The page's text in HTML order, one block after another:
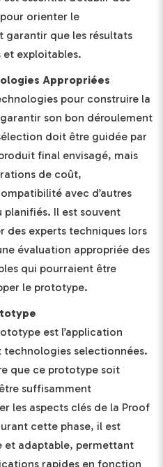
orienter le
que les résultats
et exploitables.
Appropriées
pour construire la
son bon déroulement
doit être guidée par
final envisagé, mais
de coût,
avec d’autres
planifiés. Il est souvent
des experts techniques lors
évaluation appropriée des
qui pourraient être
le prototype.
est l’application
technologies selectionnées.
que ce prototype soit
suffisamment
les aspects clés de la Proof
cette phase, il est
et adaptable, permettant
rapides en fonction